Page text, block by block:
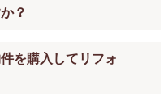
？
を購入してリフォ